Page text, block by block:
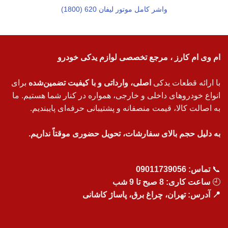
واشر کامل موتور لیفان 620 (1800)
ام وی ام کارز ، مرجع تخصصی لوازم یدکی خودرو
با ارائه قطعات یدکی اصلی، وارداتی و با کیفیت تضمین‌شده برای
انواع خودروهای داخلی و خارجی، همواره در کنار شما هستیم. ما
به اصالت کالا، قیمت منصفانه و پشتیبانی حرفه‌ای پایبندیم.
به دلیل حجم بالای سفارشات، تحویل حضوری موقتاً نداریم.
📞تماس: 09011739056
🕘 ساعت کاری: 8 صبح تا 9 شب
📍 آدرس: تهران، چراغ برق، پاساژ کاشانی